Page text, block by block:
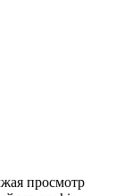
просмотр